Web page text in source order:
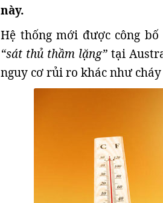
này.
Hệ thống mới được công
“sát thủ thầm lặng”tại
nguy cơ rủi ro khác như